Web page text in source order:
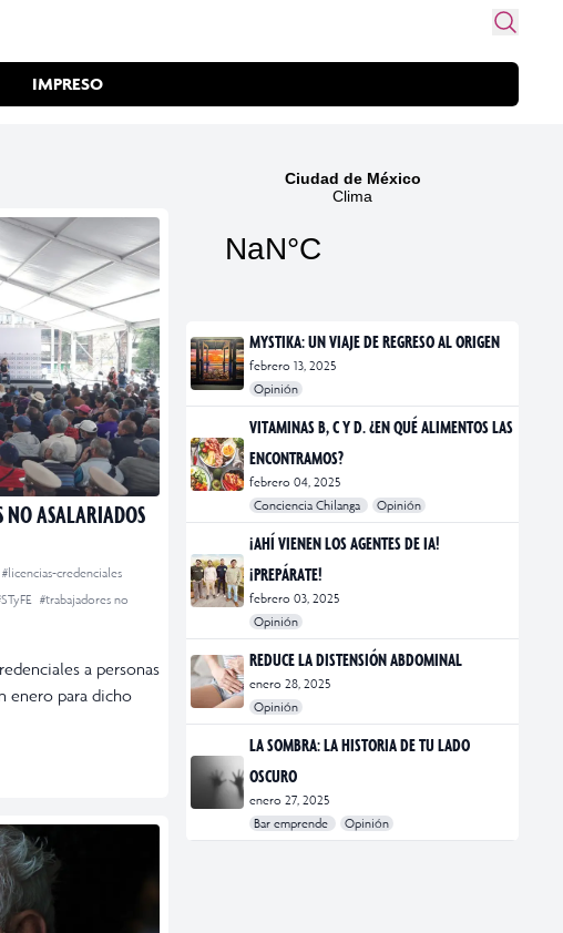
IMPRESO
NO ASALARIADOS
#licencias-credenciales
#trabajadores no
a personas
enero para dicho
MYSTIKA: UN VIAJE DE REGRESO AL ORIGEN
febrero 13, 2025
Opinión
#exposiciones
#fotografía
VITAMINAS B, C Y D. ¿EN QUÉ ALIMENTOS LAS
ENCONTRAMOS?
febrero 04, 2025
Conciencia Chilanga
Opinión
#bienestar
#Opinión
#Principal
¡AHÍ VIENEN LOS AGENTES DE IA!
¡PREPÁRATE!
febrero 03, 2025
Opinión
#Bar Emprende
#Opinión
#Principal
REDUCE LA DISTENSIÓN ABDOMINAL
enero 28, 2025
Opinión
#bienestar
#Opinión
#Principal
#Salud
LA SOMBRA: LA HISTORIA DE TU LADO
OSCURO
enero 27, 2025
Bar emprende
Opinión
#Bar Emprende
#CDMX
#marketing